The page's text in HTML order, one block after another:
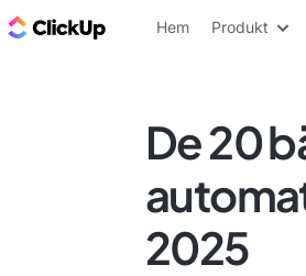
ClickUp-bloggen
Hem Produkt
De 20
2025